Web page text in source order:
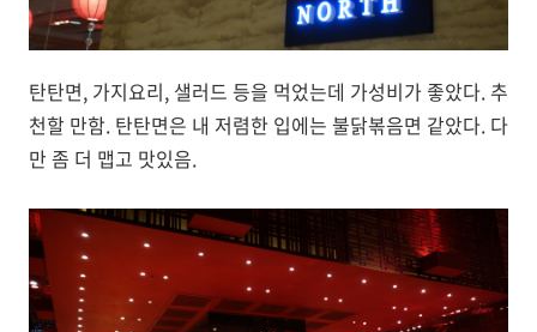
탄탄면, 가지요리, 샐러드 등을 먹었는데 가성비가 좋았다. 추
천할 만함. 탄탄면은 내 저렴한 입에는 불닭볶음면 같았다. 다
만 좀 더 맵고 맛있음.